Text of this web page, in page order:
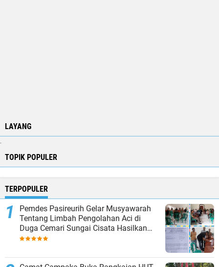
LAYANG
.
TOPIK POPULER
TERPOPULER
Pemdes Pasireurih Gelar Musyawarah
Tentang Limbah Pengolahan Aci di
Duga Cemari Sungai Cisata Hasilkan
Kesepakatan Tutup Sementara